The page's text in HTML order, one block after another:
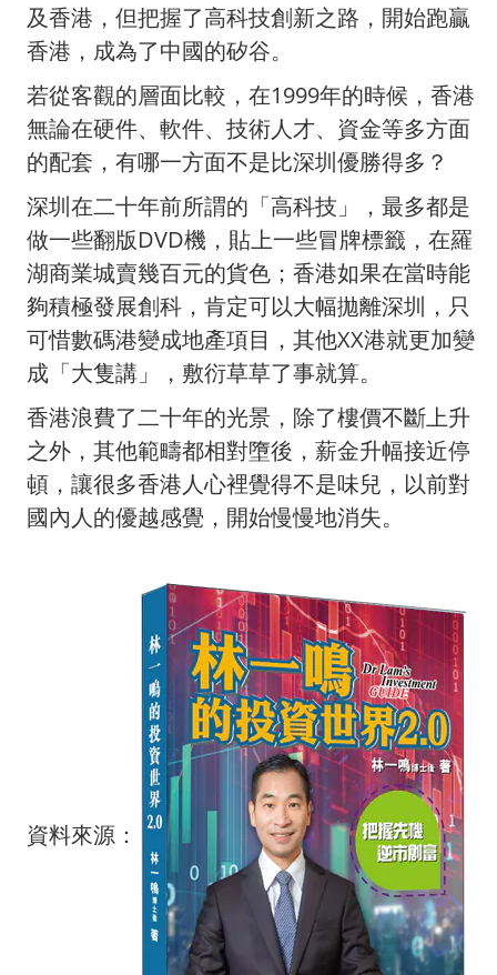
及香港，但把握了高科技創新之路，開始跑贏
香港，成為了中國的矽谷。
若從客觀的層面比較，在1999年的時候，香港
無論在硬件、軟件、技術人才、資金等多方面
的配套，有哪一方面不是比深圳優勝得多？
深圳在二十年前所謂的「高科技」，最多都是
做一些翻版DVD機，貼上一些冒牌標籤，在羅
湖商業城賣幾百元的貨色；香港如果在當時能
夠積極發展創科，肯定可以大幅拋離深圳，只
可惜數碼港變成地產項目，其他XX港就更加變
成「大隻講」，敷衍草草了事就算。
香港浪費了二十年的光景，除了樓價不斷上升
之外，其他範疇都相對墮後，薪金升幅接近停
頓，讓很多香港人心裡覺得不是味兒，以前對
國內人的優越感覺，開始慢慢地消失。
資料來源：